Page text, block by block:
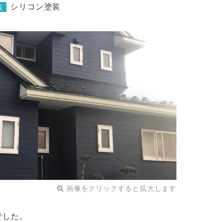
シリコン塗装
画像をクリックすると拡大します
た。